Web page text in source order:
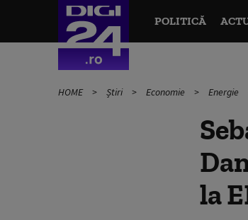
POLITICĂ
HOME Știri Economie Energie
la